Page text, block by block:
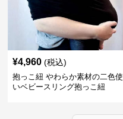
¥4,960 (税込)
抱っこ紐 やわらか素材の二色使
いベビースリング抱っこ紐